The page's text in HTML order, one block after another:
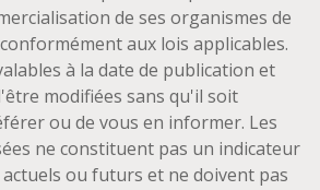
de ses organismes de
aux lois applicables.
à la date de publication et
modifiées sans qu'il soit
ou de vous en informer. Les
ne constituent pas un indicateur
ou futurs et ne doivent pas